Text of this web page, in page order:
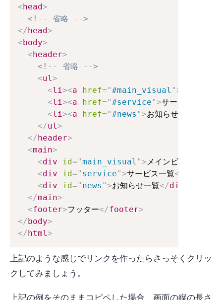
<head>
<!-- 省略 -->
</head>
<body>
<header>
<!-- 省略 -->
<ul>
<li><a href="#main_visual ">
<li><a href="#service">サービス一覧
<li><a href="#news ">お知らせ一覧
</ul>
</header>
<main>
<div id="main_visual ">メインビジュアル
<div id=" service">サービス一覧</
<div id=" news ">お知らせ一覧</div
</main>
<footer>フッター</footer>
</body>
</html>
上記のような感じでリンクを作ったらさっそくクリッ
クしてみましょう。
上記の例をそのままコピペした場合、画面の縦の長さ